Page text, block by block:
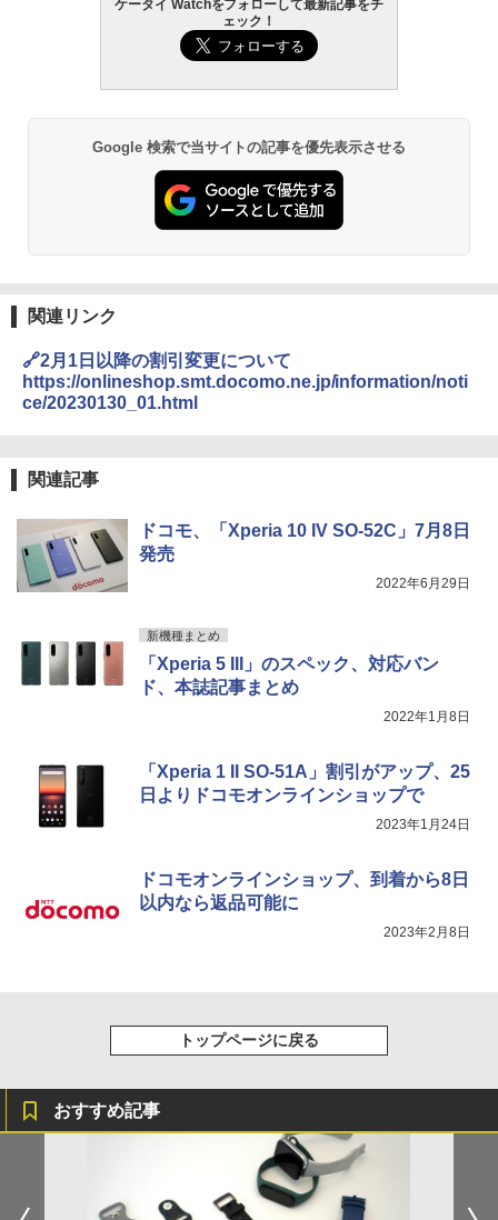
ケータイ Watchをフォローして最新記事をチ
ェック！
Google 検索で当サイトの記事を優先表示させる
関連リンク
🔗2月1日以降の割引変更について
https://onlineshop.smt.docomo.ne.jp/information/noti
ce/20230130_01.html
関連記事
ドコモ、「Xperia 10 IV SO-52C」7月8日
発売
2022年6月29日
新機種まとめ
「Xperia 5 III」のスペック、対応バン
ド、本誌記事まとめ
2022年1月8日
「Xperia 1 II SO-51A」割引がアップ、25
日よりドコモオンラインショップで
2023年1月24日
ドコモオンラインショップ、到着から8日
以内なら返品可能に
2023年2月8日
トップページに戻る
おすすめ記事